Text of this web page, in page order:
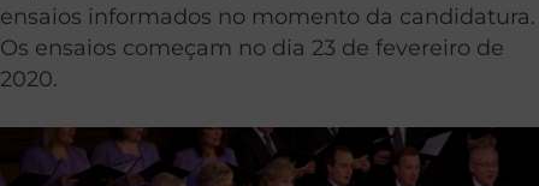
ensaios informados no momento da candidatura.
Os ensaios começam no dia 23 de fevereiro de
2020.